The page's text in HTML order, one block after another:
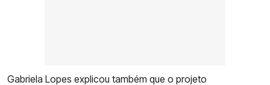
Gabriela Lopes explicou também que o projeto